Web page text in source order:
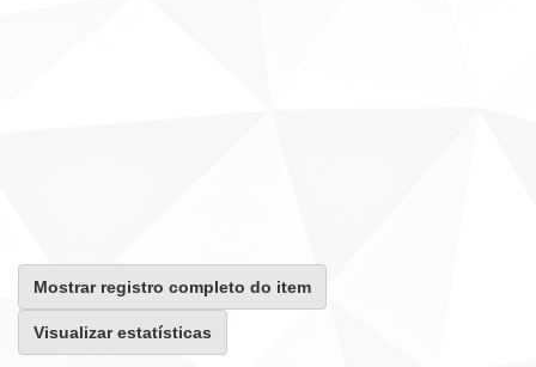
Mostrar registro completo do item
Visualizar estatísticas